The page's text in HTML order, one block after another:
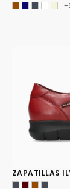
ZAPATILLAS